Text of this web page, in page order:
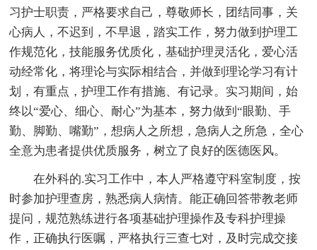
习护士职责，严格要求自己，尊敬师长，团结同事，关
心病人，不迟到，不早退，踏实工作，努力做到护理工
作规范化，技能服务优质化，基础护理灵活化，爱心活
动经常化，将理论与实际相结合，并做到理论学习有计
划，有重点，护理工作有措施、有记录。实习期间，始
终以“爱心、细心、耐心”为基本，努力做到“眼勤、手
勤、脚勤、嘴勤”，想病人之所想，急病人之所急，全心
全意为患者提供优质服务，树立了良好的医德医风。
在外科的.实习工作中，本人严格遵守科室制度，按
时参加护理查房，熟悉病人病情。能正确回答带教老师
提问，规范熟练进行各项基础护理操作及专科护理操
作，正确执行医嘱，严格执行三查七对，及时完成交接